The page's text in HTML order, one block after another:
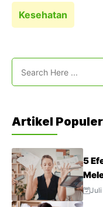
Kesehatan
Artikel Populer
5
Juli